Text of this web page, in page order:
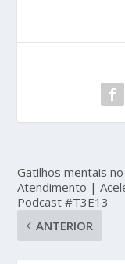
Gatilhos mentais no
Atendimento |
Podcast #T3E13
ANTERIOR